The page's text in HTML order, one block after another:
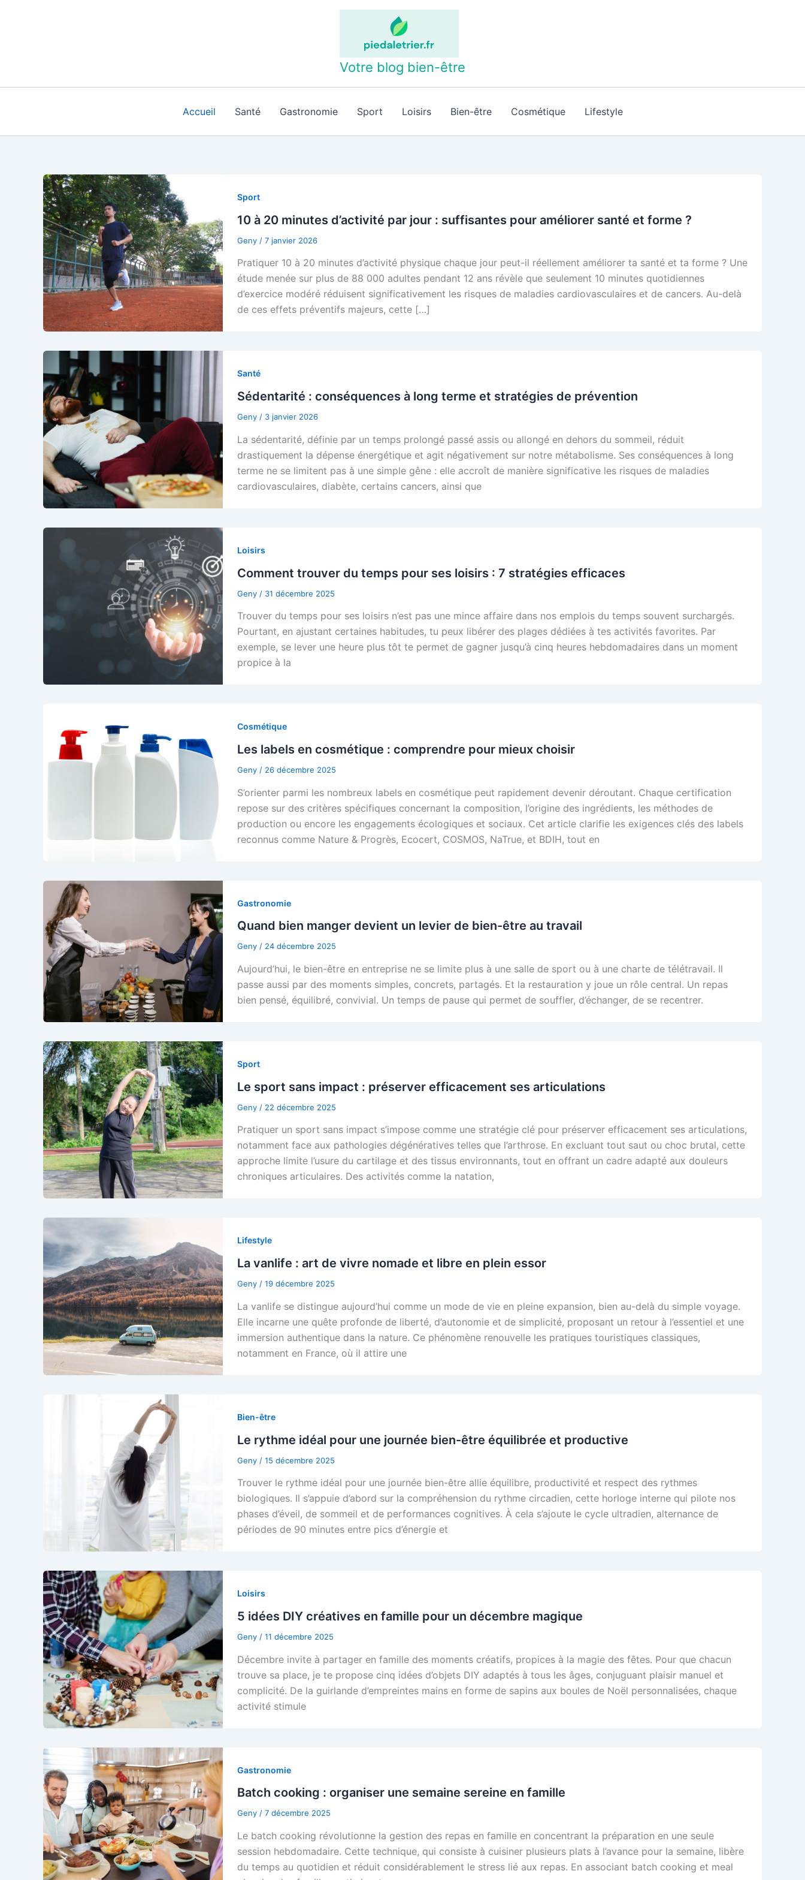
Votre blog bien-être
Accueil Santé Gastronomie Sport Loisirs Bien-être Cosmétique Lifestyle
Sport
10 à 20 minutes d’activité par jour : suffisantes pour améliorer santé et forme ?
Geny / 7 janvier 2026
Pratiquer 10 à 20 minutes d’activité physique chaque jour peut-il réellement améliorer ta santé et ta forme ? Une
étude menée sur plus de 88 000 adultes pendant 12 ans révèle que seulement 10 minutes quotidiennes
d’exercice modéré réduisent significativement les risques de maladies cardiovasculaires et de cancers. Au-delà
de ces effets préventifs majeurs, cette […]
Santé
Sédentarité : conséquences à long terme et stratégies de prévention
Geny / 3 janvier 2026
La sédentarité, définie par un temps prolongé passé assis ou allongé en dehors du sommeil, réduit
drastiquement la dépense énergétique et agit négativement sur notre métabolisme. Ses conséquences à long
terme ne se limitent pas à une simple gêne : elle accroît de manière significative les risques de maladies
cardiovasculaires, diabète, certains cancers, ainsi que
Loisirs
Comment trouver du temps pour ses loisirs : 7 stratégies efficaces
Geny / 31 décembre 2025
Trouver du temps pour ses loisirs n’est pas une mince affaire dans nos emplois du temps souvent surchargés.
Pourtant, en ajustant certaines habitudes, tu peux libérer des plages dédiées à tes activités favorites. Par
exemple, se lever une heure plus tôt te permet de gagner jusqu’à cinq heures hebdomadaires dans un moment
propice à la
Cosmétique
Les labels en cosmétique : comprendre pour mieux choisir
Geny / 26 décembre 2025
S’orienter parmi les nombreux labels en cosmétique peut rapidement devenir déroutant. Chaque certification
repose sur des critères spécifiques concernant la composition, l’origine des ingrédients, les méthodes de
production ou encore les engagements écologiques et sociaux. Cet article clarifie les exigences clés des labels
reconnus comme Nature & Progrès, Ecocert, COSMOS, NaTrue, et BDIH, tout en
Gastronomie
Quand bien manger devient un levier de bien-être au travail
Geny / 24 décembre 2025
Aujourd’hui, le bien-être en entreprise ne se limite plus à une salle de sport ou à une charte de télétravail. Il
passe aussi par des moments simples, concrets, partagés. Et la restauration y joue un rôle central. Un repas
bien pensé, équilibré, convivial. Un temps de pause qui permet de souffler, d’échanger, de se recentrer.
Sport
Le sport sans impact : préserver efficacement ses articulations
Geny / 22 décembre 2025
Pratiquer un sport sans impact s’impose comme une stratégie clé pour préserver efficacement ses articulations,
notamment face aux pathologies dégénératives telles que l’arthrose. En excluant tout saut ou choc brutal, cette
approche limite l’usure du cartilage et des tissus environnants, tout en offrant un cadre adapté aux douleurs
chroniques articulaires. Des activités comme la natation,
Lifestyle
La vanlife : art de vivre nomade et libre en plein essor
Geny / 19 décembre 2025
La vanlife se distingue aujourd’hui comme un mode de vie en pleine expansion, bien au-delà du simple voyage.
Elle incarne une quête profonde de liberté, d’autonomie et de simplicité, proposant un retour à l’essentiel et une
immersion authentique dans la nature. Ce phénomène renouvelle les pratiques touristiques classiques,
notamment en France, où il attire une
Bien-être
Le rythme idéal pour une journée bien-être équilibrée et productive
Geny / 15 décembre 2025
Trouver le rythme idéal pour une journée bien-être allie équilibre, productivité et respect des rythmes
biologiques. Il s’appuie d’abord sur la compréhension du rythme circadien, cette horloge interne qui pilote nos
phases d’éveil, de sommeil et de performances cognitives. À cela s’ajoute le cycle ultradien, alternance de
périodes de 90 minutes entre pics d’énergie et
Loisirs
5 idées DIY créatives en famille pour un décembre magique
Geny / 11 décembre 2025
Décembre invite à partager en famille des moments créatifs, propices à la magie des fêtes. Pour que chacun
trouve sa place, je te propose cinq idées d’objets DIY adaptés à tous les âges, conjuguant plaisir manuel et
complicité. De la guirlande d’empreintes mains en forme de sapins aux boules de Noël personnalisées, chaque
activité stimule
Gastronomie
Batch cooking : organiser une semaine sereine en famille
Geny / 7 décembre 2025
Le batch cooking révolutionne la gestion des repas en famille en concentrant la préparation en une seule
session hebdomadaire. Cette technique, qui consiste à cuisiner plusieurs plats à l’avance pour la semaine, libère
du temps au quotidien et réduit considérablement le stress lié aux repas. En associant batch cooking et meal